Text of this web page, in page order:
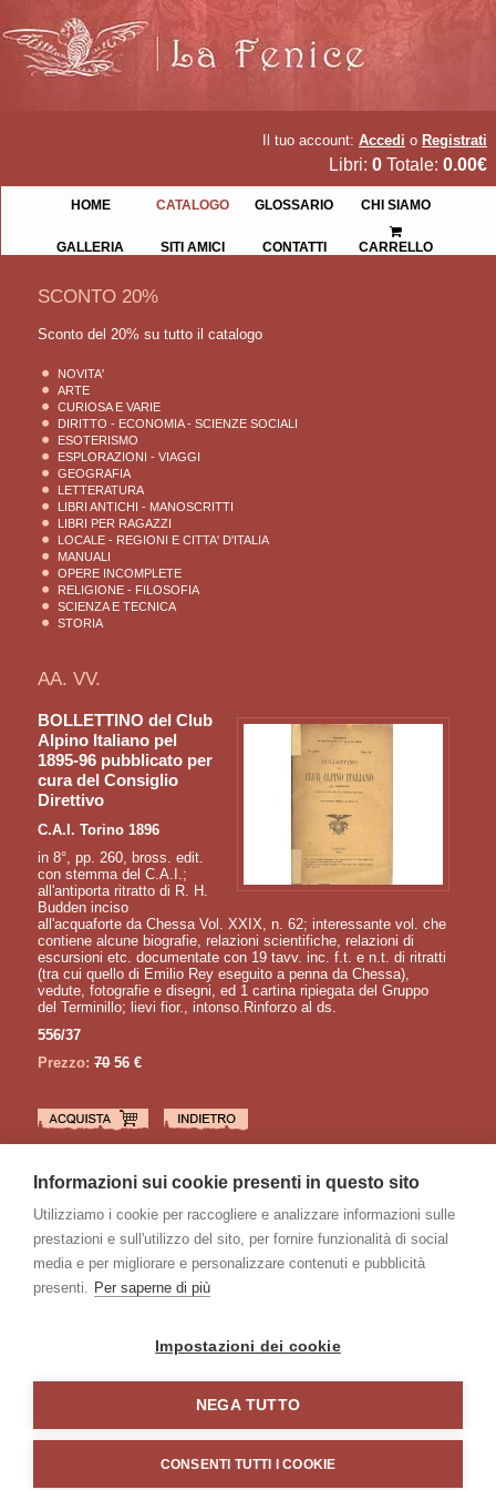
Il tuo account: Accedi o Registrati
Libri: 0 Totale: 0.00€
HOME CATALOGO GLOSSARIO CHI SIAMO
GALLERIA SITI AMICI CONTATTI CARRELLO
SCONTO 20%
Sconto del 20% su tutto il catalogo
NOVITA'
ARTE
CURIOSA E VARIE
DIRITTO - ECONOMIA - SCIENZE SOCIALI
ESOTERISMO
ESPLORAZIONI - VIAGGI
GEOGRAFIA
LETTERATURA
LIBRI ANTICHI - MANOSCRITTI
LIBRI PER RAGAZZI
LOCALE - REGIONI E CITTA' D'ITALIA
MANUALI
OPERE INCOMPLETE
RELIGIONE - FILOSOFIA
SCIENZA E TECNICA
STORIA
AA. VV.
BOLLETTINO del Club
Alpino Italiano pel
1895-96 pubblicato per
cura del Consiglio
Direttivo
C.A.I. Torino 1896
in 8°, pp. 260, bross. edit.
con stemma del C.A.I.;
all'antiporta ritratto di R. H.
Budden inciso
all'acquaforte da Chessa Vol. XXIX, n. 62; interessante vol. che
contiene alcune biografie, relazioni scientifiche, relazioni di
escursioni etc. documentate con 19 tavv. inc. f.t. e n.t. di ritratti
(tra cui quello di Emilio Rey eseguito a penna da Chessa),
vedute, fotografie e disegni, ed 1 cartina ripiegata del Gruppo
del Terminillo; lievi fior., intonso.Rinforzo al ds.
556/37
Prezzo: 7056 €
SAGLIO Silvio
AA. VV.
BOLLETTINO del Club Alpino Italiano pel 1900 pubblicato per cura
del Consiglio Direttivo
Gruppo Alpinistico
Montagne nostre
Condizioni di vendita
©2011 - 2026 La Fenice Libri Antichi e Moderni - tutti i diritti riservati - P.IVA:
Informazioni sui cookie presenti in questo sito
Utilizziamo i cookie per raccogliere e analizzare informazioni sulle
prestazioni e sull'utilizzo del sito, per fornire funzionalità di social
media e per migliorare e personalizzare contenuti e pubblicità
presenti. Per saperne di più
Impostazioni dei cookie
NEGA TUTTO
CONSENTI TUTTI I COOKIE